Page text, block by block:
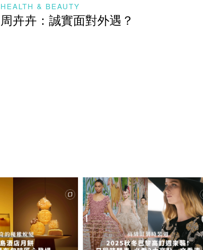
HEALTH & BEAUTY
周卉卉：誠實面對外遇？